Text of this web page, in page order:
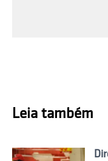
Leia também